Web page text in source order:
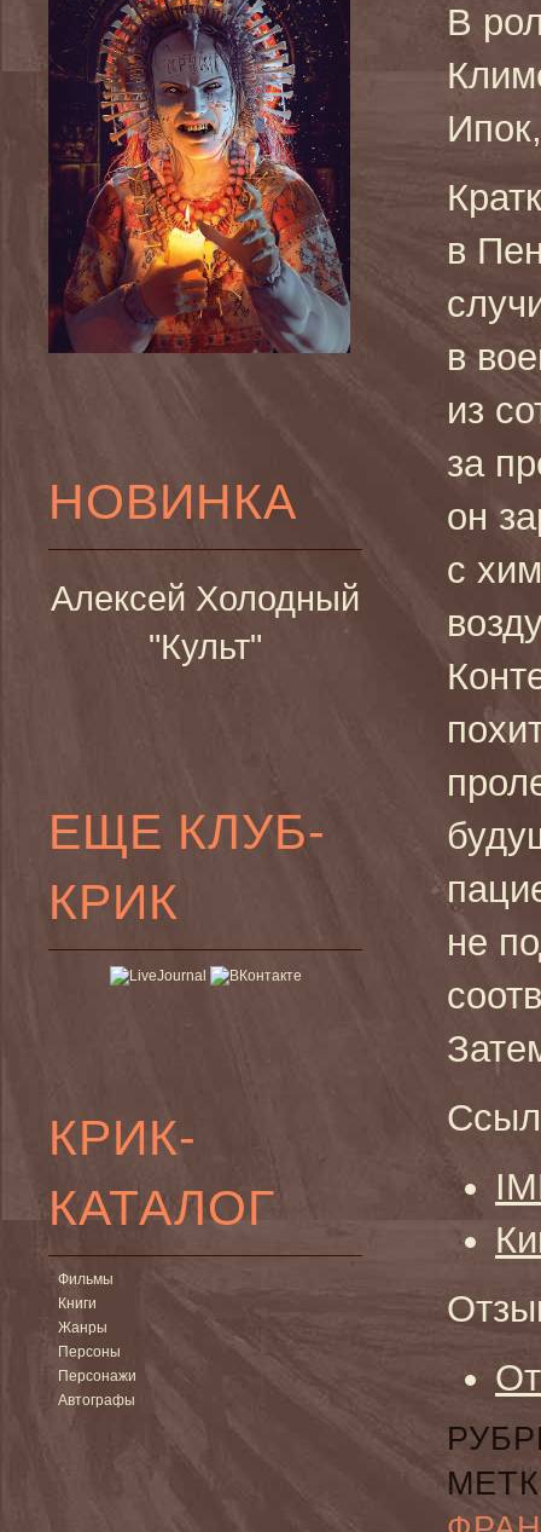
НОВИНКА
Алексей Холодный
"Культ"
ЕЩЕ КЛУБ-
КРИК
КРИК-
КАТАЛОГ
Фильмы
Книги
Жанры
Персоны
Персонажи
Автографы
В
в
в
из
за
он
с
не